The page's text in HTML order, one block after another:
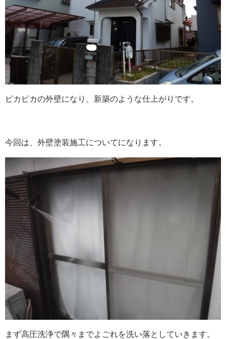
ピカピカの外壁になり、新築のような仕上がりです。
今回は、外壁塗装施工についてになります。
まず高圧洗浄で隅々までよごれを洗い落としていきます。